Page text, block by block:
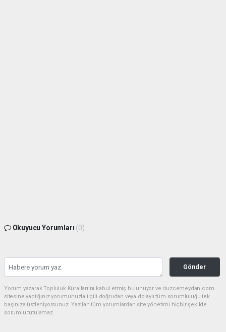
Okuyucu Yorumları (0)
Gönder
Yorum yazarak Topluluk Kuralları’nı kabul etmiş bulunuyor ve duzcemeydan.com
sitesine yaptığınız yorumunuzla ilgili doğrudan veya dolaylı tüm sorumluluğu tek
başınıza üstleniyorsunuz. Yazılan tüm yorumlardan site yönetimi hiçbir şekilde
sorumlu tutulamaz.